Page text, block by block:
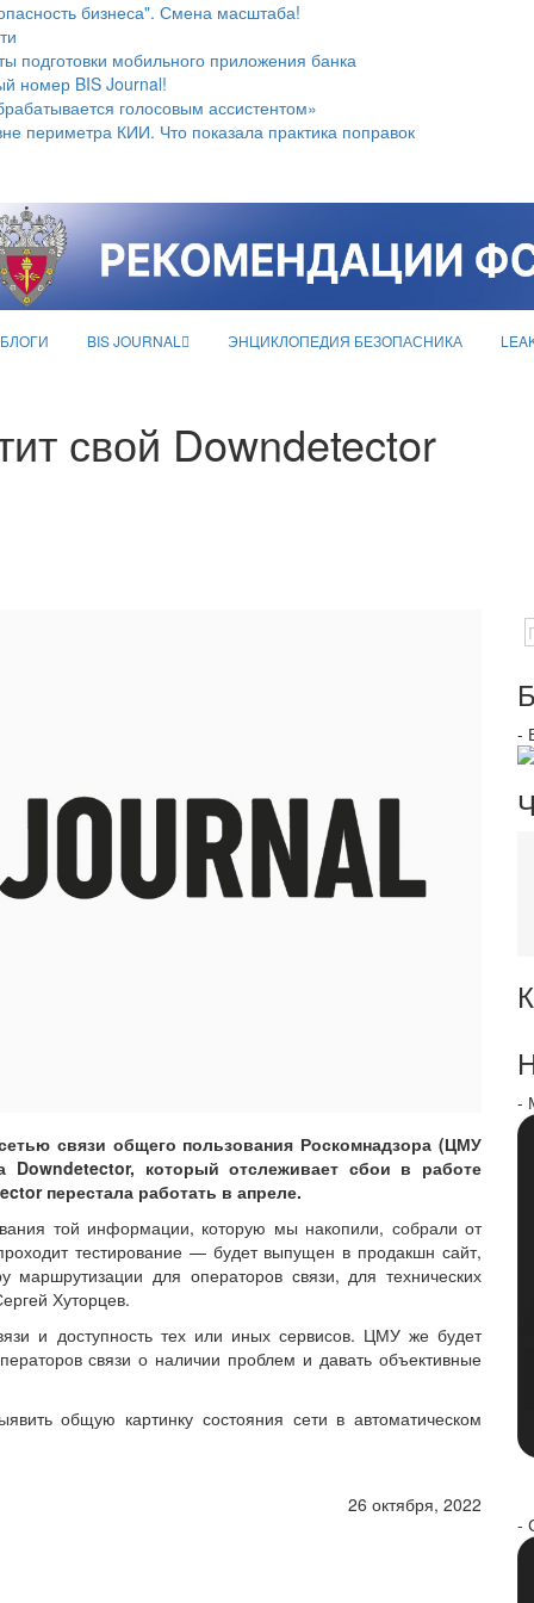
бизнеса". Смена масштаба!
подготовки мобильного приложения банка
номер BIS Journal!
голосовым ассистентом»
периметра КИИ. Что показала практика поправок
БЛОГИ BIS JOURNAL ЭНЦИКЛОПЕДИЯ БЕЗОПАСНИКА
свой Downdetector
связи общего пользования Роскомнадзора (ЦМУ
Downdetector, который отслеживает сбои в работе
перестала работать в апреле.
той информации, которую мы накопили, собрали от
тестирование — будет выпущен в продакшн сайт,
маршрутизации для операторов связи, для технических
Хуторцев.
и доступность тех или иных сервисов. ЦМУ же будет
связи о наличии проблем и давать объективные
общую картинку состояния сети в автоматическом
26 октября, 2022
-
-
-